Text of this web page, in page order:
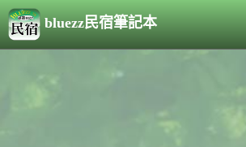
bluezz民宿筆記本